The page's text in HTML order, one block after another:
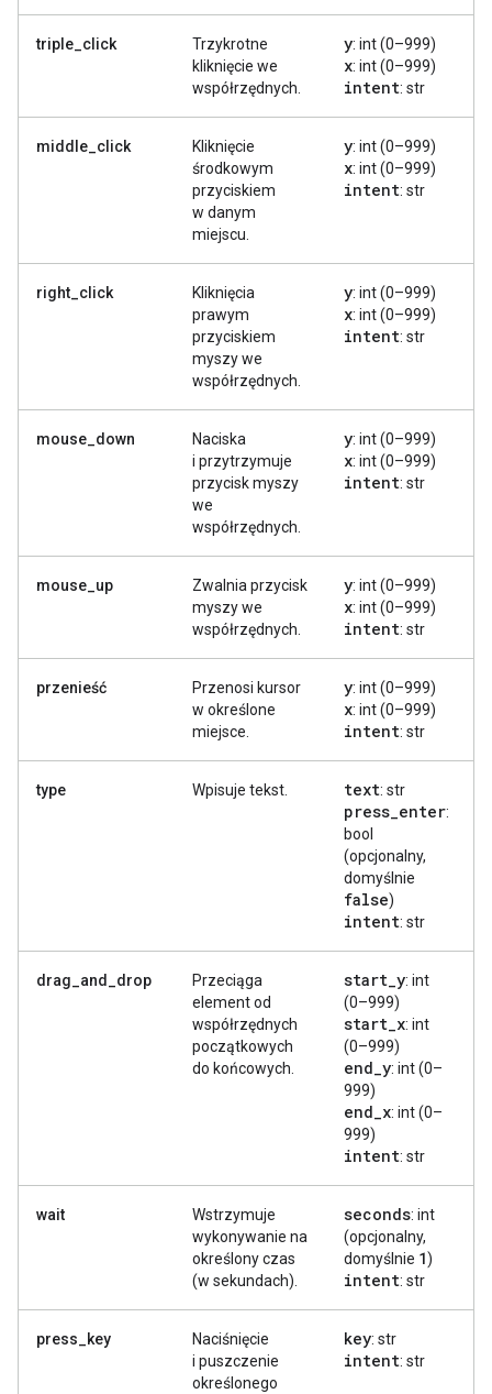
triple_click
Trzykrotne
kliknięcie we
współrzędnych.
y: int (0–999)
x: int (0–999)
intent: str
middle_click
Kliknięcie
środkowym
przyciskiem
w danym
miejscu.
y: int (0–999)
x: int (0–999)
intent: str
right_click
Kliknięcia
prawym
przyciskiem
myszy we
współrzędnych.
y: int (0–999)
x: int (0–999)
intent: str
mouse_down
Naciska
i przytrzymuje
przycisk myszy
we
współrzędnych.
y: int (0–999)
x: int (0–999)
intent: str
mouse_up
Zwalnia przycisk
myszy we
współrzędnych.
y: int (0–999)
x: int (0–999)
intent: str
przenieść
Przenosi kursor
w określone
miejsce.
y: int (0–999)
x: int (0–999)
intent: str
type Wpisuje tekst. text: str
press_enter:
bool
(opcjonalny,
domyślnie
false)
intent: str
drag_and_drop
Przeciąga
element od
współrzędnych
początkowych
do końcowych.
start_y: int
(0–999)
start_x: int
(0–999)
end_y: int (0–
999)
end_x: int (0–
999)
intent: str
wait
Wstrzymuje
wykonywanie na
określony czas
(w sekundach).
seconds: int
(opcjonalny,
domyślnie 1)
intent: str
press_key
Naciśnięcie
i puszczenie
określonego
key: str
intent: str